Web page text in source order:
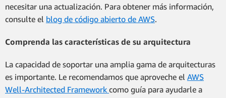
necesitar una actualización. Para obtener más información,
consulte el blog de código abierto de AWS.
Comprenda las características de su arquitectura
La capacidad de soportar una amplia gama de arquitecturas
es importante. Le recomendamos que aproveche el AWS
Well-Architected Framework como guía para ayudarle a